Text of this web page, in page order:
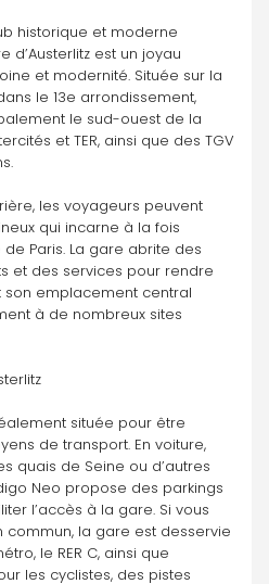
historique et moderne
d’Austerlitz est un joyau
et modernité. Située sur la
le 13e arrondissement,
le sud-ouest de la
et TER, ainsi que des TGV
les voyageurs peuvent
qui incarne à la fois
Paris. La gare abrite des
et des services pour rendre
son emplacement central
à de nombreux sites
située pour être
de transport. En voiture,
quais de Seine ou d’autres
Neo propose des parkings
l’accès à la gare. Si vous
commun, la gare est desservie
le RER C, ainsi que
les cyclistes, des pistes